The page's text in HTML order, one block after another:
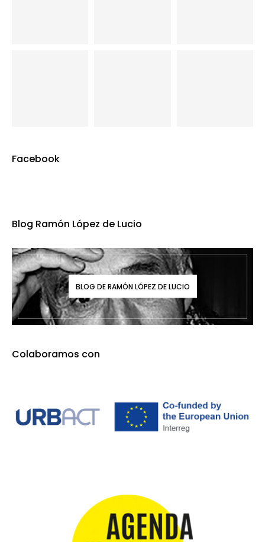
Facebook
Blog Ramón López de Lucio
BLOG DE RAMÓN LÓPEZ DE LUCIO
Colaboramos con